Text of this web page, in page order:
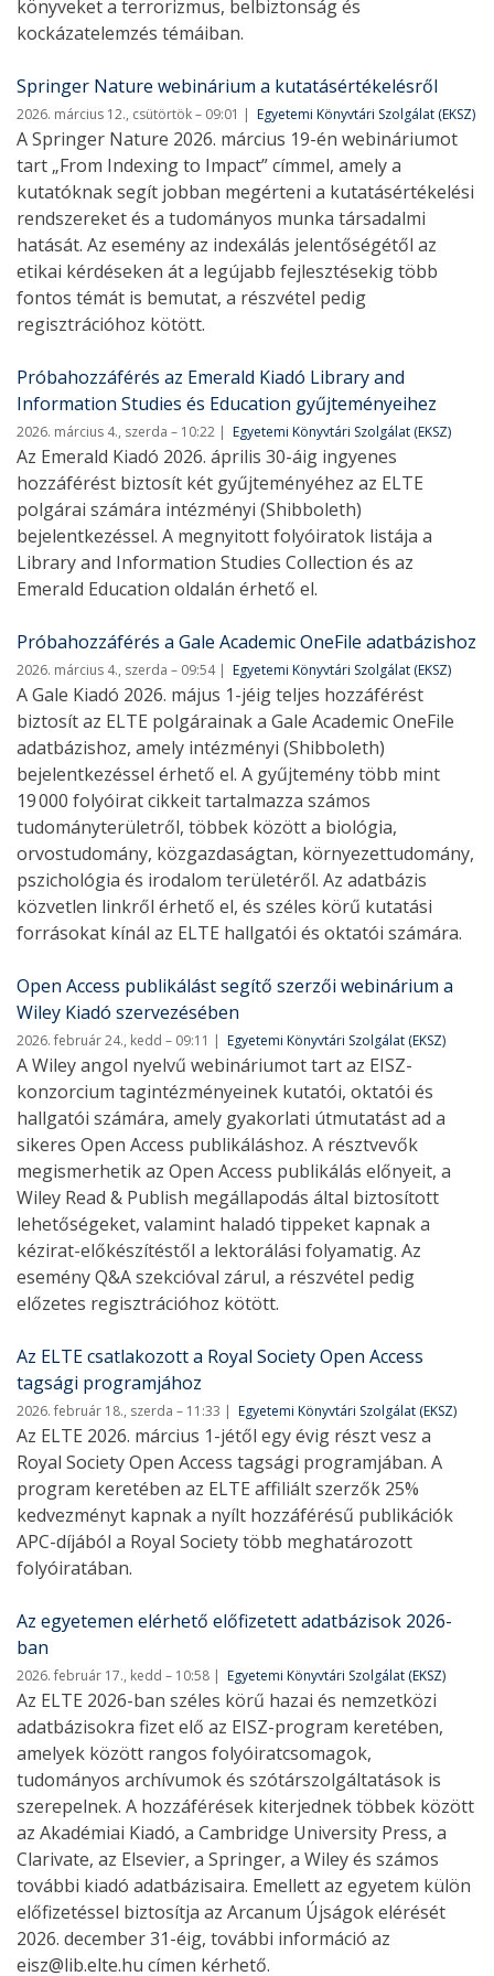
könyveket a terrorizmus, belbiztonság és
kockázatelemzés témáiban.
Springer Nature webinárium a kutatásértékelésről
2026. március 12., csütörtök – 09:01 Egyetemi Könyvtári Szolgálat (EKSZ)
A Springer Nature 2026. március 19-én webináriumot
tart „From Indexing to Impact” címmel, amely a
kutatóknak segít jobban megérteni a kutatásértékelési
rendszereket és a tudományos munka társadalmi
hatását. Az esemény az indexálás jelentőségétől az
etikai kérdéseken át a legújabb fejlesztésekig több
fontos témát is bemutat, a részvétel pedig
regisztrációhoz kötött.
Próbahozzáférés az Emerald Kiadó Library and
Information Studies és Education gyűjteményeihez
2026. március 4., szerda – 10:22 Egyetemi Könyvtári Szolgálat (EKSZ)
Az Emerald Kiadó 2026. április 30-áig ingyenes
hozzáférést biztosít két gyűjteményéhez az ELTE
polgárai számára intézményi (Shibboleth)
bejelentkezéssel. A megnyitott folyóiratok listája a
Library and Information Studies Collection és az
Emerald Education oldalán érhető el.
Próbahozzáférés a Gale Academic OneFile adatbázishoz
2026. március 4., szerda – 09:54 Egyetemi Könyvtári Szolgálat (EKSZ)
A Gale Kiadó 2026. május 1-jéig teljes hozzáférést
biztosít az ELTE polgárainak a Gale Academic OneFile
adatbázishoz, amely intézményi (Shibboleth)
bejelentkezéssel érhető el. A gyűjtemény több mint
19 000 folyóirat cikkeit tartalmazza számos
tudományterületről, többek között a biológia,
orvostudomány, közgazdaságtan, környezettudomány,
pszichológia és irodalom területéről. Az adatbázis
közvetlen linkről érhető el, és széles körű kutatási
forrásokat kínál az ELTE hallgatói és oktatói számára.
Open Access publikálást segítő szerzői webinárium a
Wiley Kiadó szervezésében
2026. február 24., kedd – 09:11 Egyetemi Könyvtári Szolgálat (EKSZ)
A Wiley angol nyelvű webináriumot tart az EISZ-
konzorcium tagintézményeinek kutatói, oktatói és
hallgatói számára, amely gyakorlati útmutatást ad a
sikeres Open Access publikáláshoz. A résztvevők
megismerhetik az Open Access publikálás előnyeit, a
Wiley Read & Publish megállapodás által biztosított
lehetőségeket, valamint haladó tippeket kapnak a
kézirat-előkészítéstől a lektorálási folyamatig. Az
esemény Q&A szekcióval zárul, a részvétel pedig
előzetes regisztrációhoz kötött.
Az ELTE csatlakozott a Royal Society Open Access
tagsági programjához
2026. február 18., szerda – 11:33 Egyetemi Könyvtári Szolgálat (EKSZ)
Az ELTE 2026. március 1-jétől egy évig részt vesz a
Royal Society Open Access tagsági programjában. A
program keretében az ELTE affiliált szerzők 25%
kedvezményt kapnak a nyílt hozzáférésű publikációk
APC-díjából a Royal Society több meghatározott
folyóiratában.
Az egyetemen elérhető előfizetett adatbázisok 2026-
ban
2026. február 17., kedd – 10:58 Egyetemi Könyvtári Szolgálat (EKSZ)
Az ELTE 2026-ban széles körű hazai és nemzetközi
adatbázisokra fizet elő az EISZ-program keretében,
amelyek között rangos folyóiratcsomagok,
tudományos archívumok és szótárszolgáltatások is
szerepelnek. A hozzáférések kiterjednek többek között
az Akadémiai Kiadó, a Cambridge University Press, a
Clarivate, az Elsevier, a Springer, a Wiley és számos
további kiadó adatbázisaira. Emellett az egyetem külön
előfizetéssel biztosítja az Arcanum Újságok elérését
2026. december 31-éig, további információ az
eisz@lib.elte.hu címen kérhető.